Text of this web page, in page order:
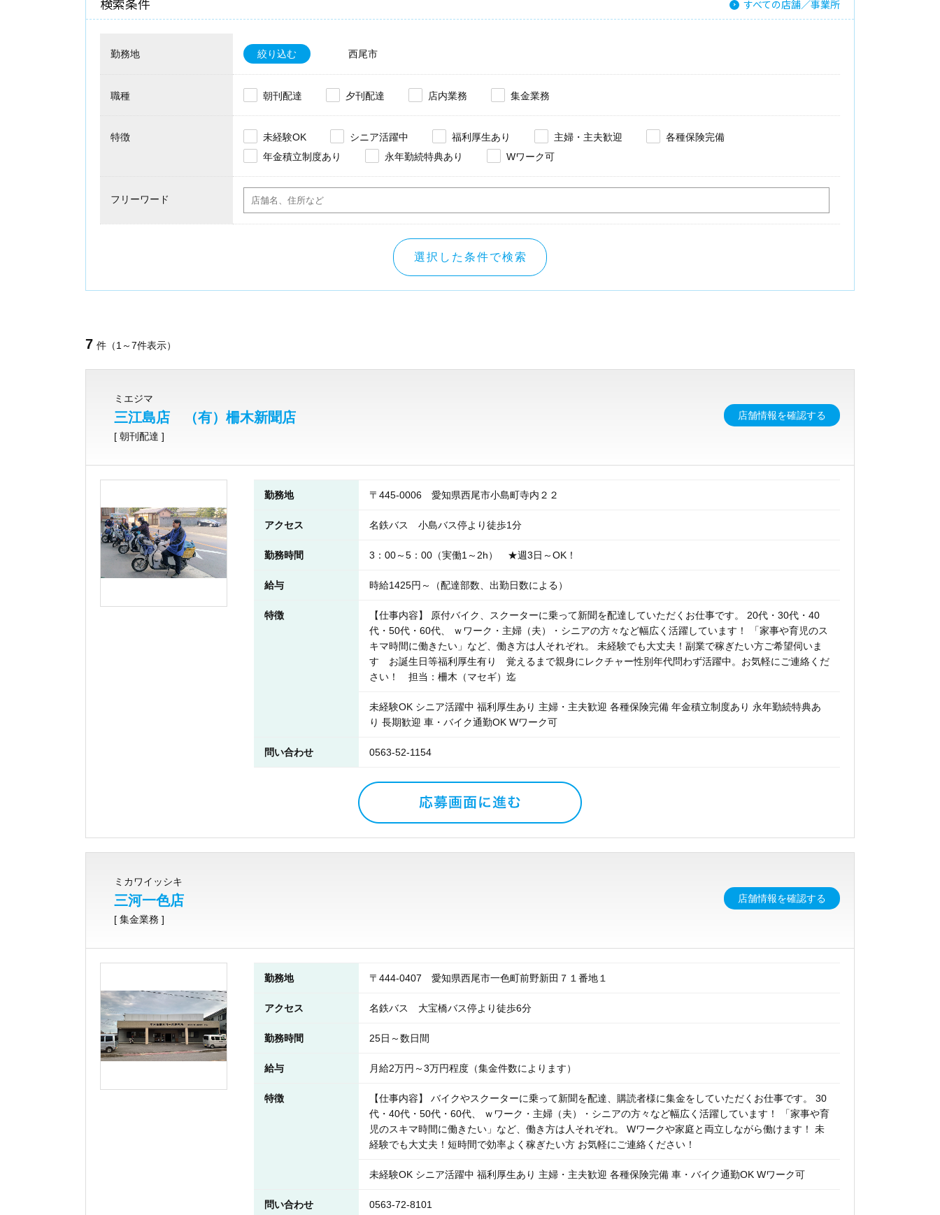
すべての店舗／事業所
勤務地 絞り込む 西尾市
職種 朝刊配達 夕刊配達 店内業務 集金業務
特徴 未経験OK シニア活躍中 福利厚生あり 主婦・主夫歓迎
各種保険完備
年金積立制度あり
永年勤続特典あり Wワーク可
フリーワード
選択した条件で検索
7 件（1～7件表示）
ミエジマ
三江島店 （有）柵木新聞店
[ 朝刊配達 ]
店舗情報を確認する
勤務地 〒445-0006 愛知県西尾市小島町寺内２２
アクセス 名鉄バス 小島バス停より徒歩1分
勤務時間 3：00～5：00（実働1～2h） ★週3日～OK！
給与 時給1425円～（配達部数、出勤日数による）
特徴
【仕事内容】 原付バイク、スクーターに乗って新聞を配達していただくお仕事です。 20代・30代・40
代・50代・60代、 ｗワーク・主婦（夫）・シニアの方々など幅広く活躍しています！ 「家事や育児のス
キマ時間に働きたい」など、働き方は人それぞれ。 未経験でも大丈夫！副業で稼ぎたい方ご希望伺いま
す お誕生日等福利厚生有り 覚えるまで親身にレクチャー性別年代問わず活躍中。お気軽にご連絡くだ
さい！ 担当：柵木（マセギ）迄
未経験OK シニア活躍中 福利厚生あり 主婦・主夫歓迎 各種保険完備 年金積立制度あり 永年勤続特典あ
り 長期歓迎 車・バイク通勤OK Wワーク可
問い合わせ 0563-52-1154
ミカワイッシキ
三河一色店
[ 集金業務 ]
店舗情報を確認する
勤務地 〒444-0407 愛知県西尾市一色町前野新田７１番地１
アクセス 名鉄バス 大宝橋バス停より徒歩6分
勤務時間 25日～数日間
給与 月給2万円～3万円程度（集金件数によります）
特徴
【仕事内容】 バイクやスクーターに乗って新聞を配達、購読者様に集金をしていただくお仕事です。 30
代・40代・50代・60代、 ｗワーク・主婦（夫）・シニアの方々など幅広く活躍しています！ 「家事や育
児のスキマ時間に働きたい」など、働き方は人それぞれ。 Wワークや家庭と両立しながら働けます！ 未
経験でも大丈夫！短時間で効率よく稼ぎたい方 お気軽にご連絡ください！
未経験OK シニア活躍中 福利厚生あり 主婦・主夫歓迎 各種保険完備 車・バイク通勤OK Wワーク可
問い合わせ 0563-72-8101